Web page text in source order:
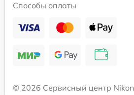
Способы оплаты
© 2026 Сервисный центр Nikon